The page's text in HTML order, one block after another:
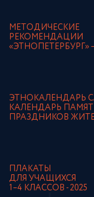
МЕТОДИЧЕСКИЕ
РЕКОМЕНДАЦИИ
«ЭТНОПЕТЕРБУРГ» –
ЭТНОКАЛЕНДАРЬ
КАЛЕНДАРЬ
ПРАЗДНИКОВ
ПЛАКАТЫ
ДЛЯ УЧАЩИХСЯ
1–4 КЛАССОВ - 2025